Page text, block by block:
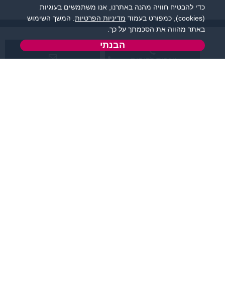
שירות לקוחות:
כדי להבטיח חוויה מהנה באתרנו, אנו משתמשים בעוגיות
(cookies), כמפורט בעמוד
מדיניות הפרטיות . המשך השימוש
באתר מהווה את הסכמתך על כך.
הבנתי